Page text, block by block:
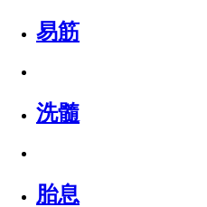
易筋
洗髓
胎息